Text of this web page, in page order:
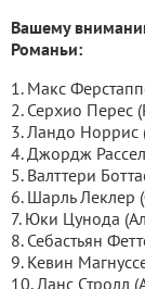
Вашему
Романьи:
1. Макс
2. Серхио Перес
3. Ландо Норрис
4. Джордж
5. Валттери
6. Шарль Леклер
7. Юки Цунода
8. Себастьян
9. Кевин
10. Ланс Стролл